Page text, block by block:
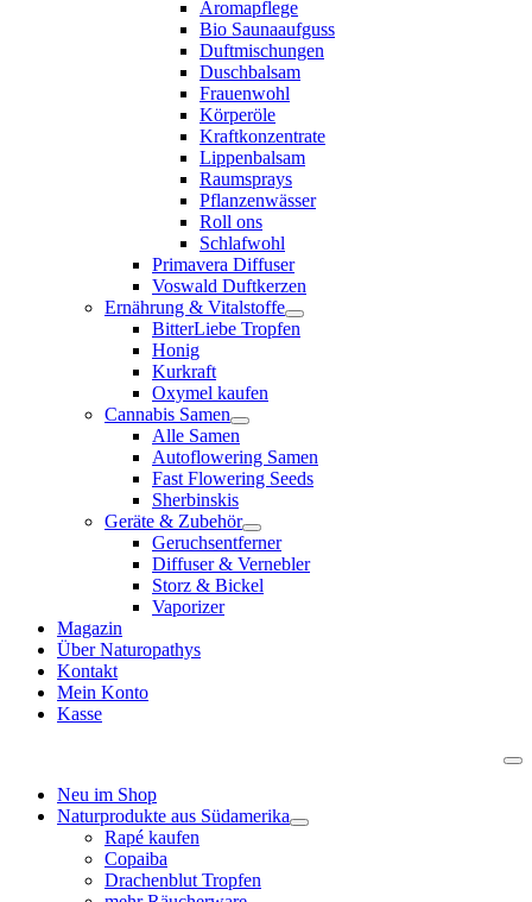
Aromapflege
Bio Saunaaufguss
Duftmischungen
Duschbalsam
Frauenwohl
Körperöle
Kraftkonzentrate
Lippenbalsam
Raumsprays
Pflanzenwässer
Roll ons
Schlafwohl
Primavera Diffuser
Voswald Duftkerzen
Ernährung & Vitalstoffe
BitterLiebe Tropfen
Honig
Kurkraft
Oxymel kaufen
Cannabis Samen
Alle Samen
Autoflowering Samen
Fast Flowering Seeds
Sherbinskis
Geräte & Zubehör
Geruchsentferner
Diffuser & Vernebler
Storz & Bickel
Vaporizer
Magazin
Über Naturopathys
Kontakt
Mein Konto
Kasse
Neu im Shop
Naturprodukte aus Südamerika
Rapé kaufen
Copaiba
Drachenblut Tropfen